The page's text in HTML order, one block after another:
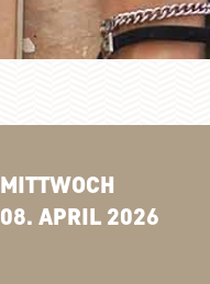
MITTWOCH
08. APRIL 2026